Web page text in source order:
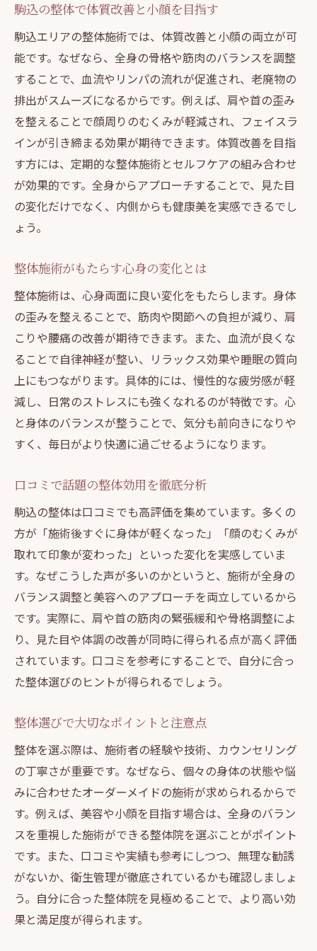
美容意識が高い方におすすめの整体技術
整体は1回で変わるのか徹底解説
整体は1回で効果が出る理由を解説
一回の整体体験で感じる身体の変化
整体がすぐに効くケースと注意点
整体に通う頻度と理想的な期間とは
整体の即効性と継続施術の重要性
口コミに見る整体1回施術の体感談
肩こりや腰痛に整体が効く秘密
腰痛が和らぐ整体施術の特徴を解説
肩こり・腰痛対策と整体効用の関係性
口コミで広がる整体効果の体験談
整体が健康維持に役立つ仕組みとは
整体と整骨院の違いを分かりやすく紹介
整体と整骨院の施術法の違いを解説
選び方で変わる整体と整骨院の活用法
整体と整骨院のメリット・デメリット
美容視点で見る整体と整骨院の特徴
整体と整骨院の選び方ガイドを紹介
痛いけど効く整体の真相を探る
整体は痛いのか？体験者の声を紹介
痛みを感じる整体と効果の関係性とは
整体施術の痛さに不安を感じる方へ
痛いけど効く整体の実態と安全性
口コミで話題の“痛いけど効く”整体体験
理想の自分へ導く整体の選び方ガイド
整体院選びで重視すべき美容と小顔効果
口コミや評判から選ぶ整体院のポイント
整体の技術力と施術内容で選ぶコツ
通いやすさや続けやすさを整体院で比較
理想の自分を叶える整体選びの極意
整体で健康と美容を手に入れる方法
駒込の整体で体質改善と小顔を目指す
駒込エリアの整体施術では、体質改善と小顔の両立が可
能です。なぜなら、全身の骨格や筋肉のバランスを調整
することで、血流やリンパの流れが促進され、老廃物の
排出がスムーズになるからです。例えば、肩や首の歪み
を整えることで顔周りのむくみが軽減され、フェイスラ
インが引き締まる効果が期待できます。体質改善を目指
す方には、定期的な整体施術とセルフケアの組み合わせ
が効果的です。全身からアプローチすることで、見た目
の変化だけでなく、内側からも健康美を実感できるでし
ょう。
整体施術がもたらす心身の変化とは
整体施術は、心身両面に良い変化をもたらします。身体
の歪みを整えることで、筋肉や関節への負担が減り、肩
こりや腰痛の改善が期待できます。また、血流が良くな
ることで自律神経が整い、リラックス効果や睡眠の質向
上にもつながります。具体的には、慢性的な疲労感が軽
減し、日常のストレスにも強くなれるのが特徴です。心
と身体のバランスが整うことで、気分も前向きになりや
すく、毎日がより快適に過ごせるようになります。
口コミで話題の整体効用を徹底分析
駒込の整体は口コミでも高評価を集めています。多くの
方が「施術後すぐに身体が軽くなった」「顔のむくみが
取れて印象が変わった」といった変化を実感していま
す。なぜこうした声が多いのかというと、施術が全身の
バランス調整と美容へのアプローチを両立しているから
です。実際に、肩や首の筋肉の緊張緩和や骨格調整によ
り、見た目や体調の改善が同時に得られる点が高く評価
されています。口コミを参考にすることで、自分に合っ
た整体選びのヒントが得られるでしょう。
整体選びで大切なポイントと注意点
整体を選ぶ際は、施術者の経験や技術、カウンセリング
の丁寧さが重要です。なぜなら、個々の身体の状態や悩
みに合わせたオーダーメイドの施術が求められるからで
す。例えば、美容や小顔を目指す場合は、全身のバラン
スを重視した施術ができる整体院を選ぶことがポイント
です。また、口コミや実績も参考にしつつ、無理な勧誘
がないか、衛生管理が徹底されているかも確認しましょ
う。自分に合った整体院を見極めることで、より高い効
果と満足度が得られます。